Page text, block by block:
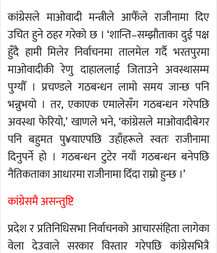
कांग्रेसले माओवादी मन्त्रीले आफैँले राजीनामा दिए
उचित हुने ठहर गरेको छ । ‘शान्ति–सम्झौताका दुई पक्ष
हुँदै हामी मिलेर निर्वाचनमा तालमेल गर्दै भरतपुरमा
माओवादीकी रेणु दाहाललाई जिताउने अवस्थासम्म
पुग्यौँ । प्रचण्डले गठबन्धन लामो समय जान्छ पनि
भन्नुभयो । तर, एकाएक एमालेसँग गठबन्धन गरेपछि
अवस्था फेरियो,’ खाणले भने, ‘कांग्रेसले माओवादीबेगर
पनि बहुमत पु¥याएपछि उहाँहरूले स्वतः राजीनामा
दिनुपर्ने हो । गठबन्धन टुटेर नयाँ गठबन्धन बनेपछि
नैतिकताका आधारमा राजीनामा दिँदा राम्रो हुन्छ ।’
कांग्रेसमै असन्तुष्टि
प्रदेश र प्रतिनिधिसभा निर्वाचनको आचारसंहिता लागेका
वेला देउवाले सरकार विस्तार गरेपछि कांग्रेसभित्रै